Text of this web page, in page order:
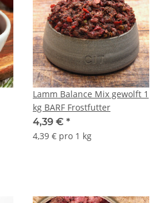
Lamm Balance Mix gewolft 1
kg BARF Frostfutter
4,39 € *
4,39 € pro 1 kg